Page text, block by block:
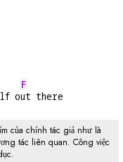
o
F
ut there
của chính tác giả như là
tác liên quan. Công việc